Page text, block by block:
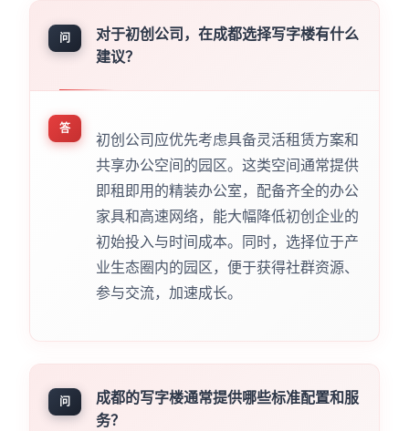
问
对于初创公司，在成都选择写字楼有什么
建议？
答
初创公司应优先考虑具备灵活租赁方案和
共享办公空间的园区。这类空间通常提供
即租即用的精装办公室，配备齐全的办公
家具和高速网络，能大幅降低初创企业的
初始投入与时间成本。同时，选择位于产
业生态圈内的园区，便于获得社群资源、
参与交流，加速成长。
问
成都的写字楼通常提供哪些标准配置和服
务？